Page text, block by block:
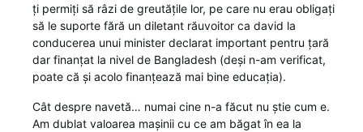
ți permiți să râzi de greutățile lor, pe care nu erau obligați
să le suporte fără un diletant răuvoitor ca david la
conducerea unui minister declarat important pentru țară
dar finanțat la nivel de Bangladesh (deși n-am verificat,
poate că și acolo finanțează mai bine educația).
Cât despre navetă… numai cine n-a făcut nu știe cum e.
Am dublat valoarea mașinii cu ce am băgat în ea la